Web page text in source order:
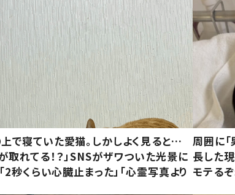
で寝ていた愛猫。しかしよく見ると…
取れてる！？」SNSがザワついた光景に
「2秒くらい心臓止まった」「心霊写真より
周囲に
長した
モテるぞ